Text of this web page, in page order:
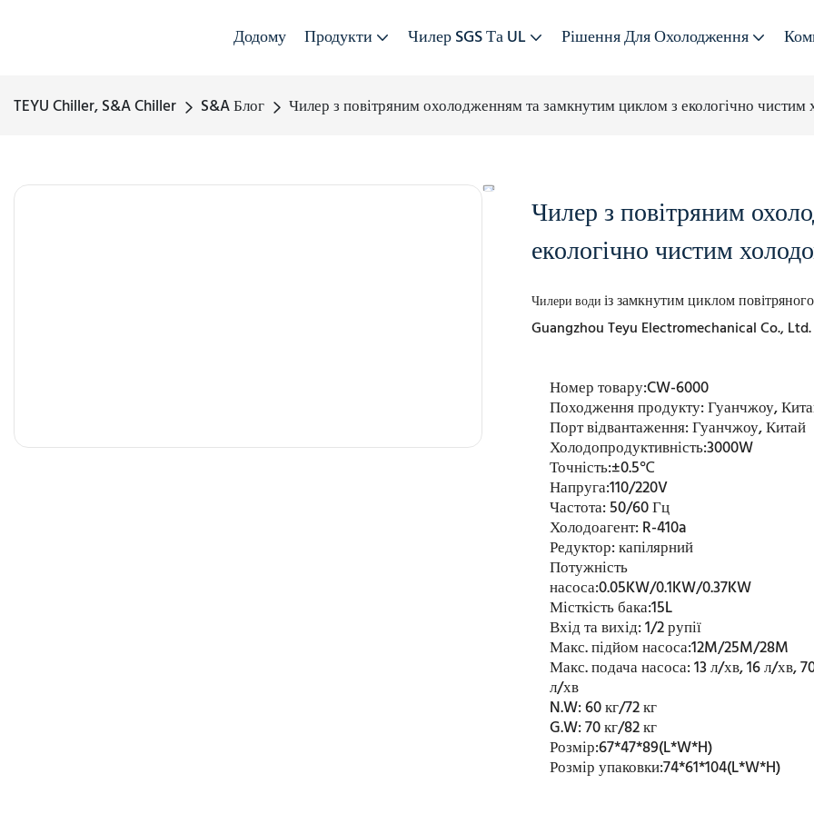
Додому Продукти Чилер SGS Та UL Рішення Для Охолодження
TEYU Chiller, S&A Chiller S&A Блог Чилер з повітряним охолодженням та замкнутим циклом з екологічно чистим
Чилер з повітряним
екологічно чистим
Чилери водиіз замкнутим циклом
Guangzhou Teyu Electromechanical Co., Ltd.
Номер товару:CW-6000
Походження продукту:Гуанчжоу,
Порт відвантаження:Гуанчжоу, Китай
Холодопродуктивність:3000W
Точність:±0.5℃
Напруга:110/220V
Частота:50/60 Гц
Холодоагент:R-410a
Редуктор:капілярний
Потужність
насоса:0.05KW/0.1KW/0.37KW
Місткість бака:15L
Вхід та вихід:1/2 рупії
Макс. підйом насоса:12M/25M/28M
Макс. подача насоса:13 л/хв, 16 л/хв,
л/хв
N.W:60 кг/72 кг
G.W:70 кг/82 кг
Розмір:67*47*89(L*W*H)
Розмір упаковки:74*61*104(L*W*H)